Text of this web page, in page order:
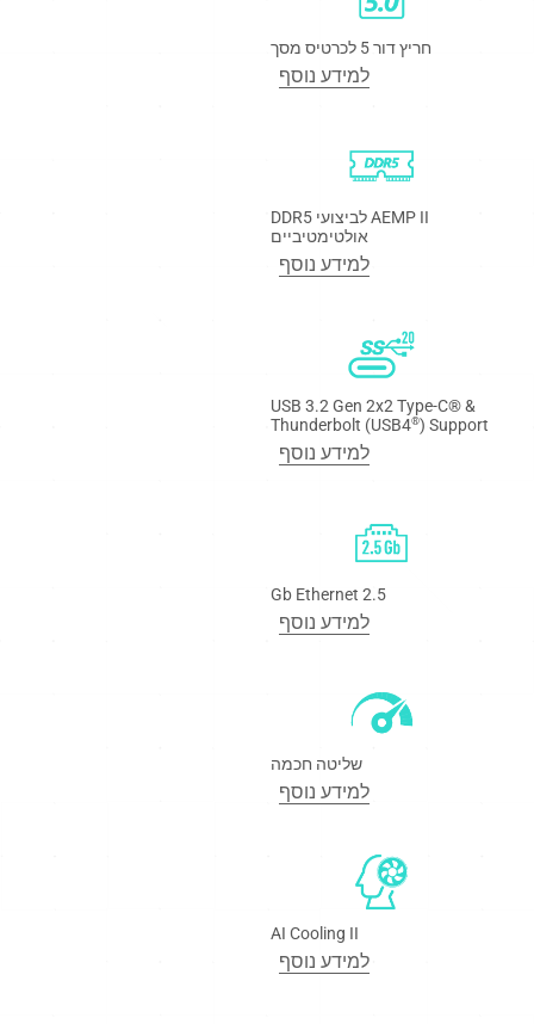
חריץ דור 5 לכרטיס מסך
למידע נוסף
AEMP II לביצועי DDR5
אולטימטיביים
למידע נוסף
USB 3.2 Gen 2x2 Type-C® &
Thunderbolt (USB4®) Support
למידע נוסף
2.5 Gb Ethernet
למידע נוסף
שליטה חכמה
למידע נוסף
AI Cooling II
למידע נוסף